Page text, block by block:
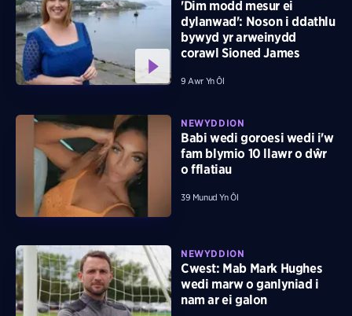
'Dim modd mesur ei
dylanwad': Noson i ddathlu
bywyd yr arweinydd
corawl Sioned James
9 Awr Yn Ôl
NEWYDDION
Babi wedi goroesi wedi i'w
fam blymio 10 llawr o dŵr
o fflatiau
39 Munud Yn Ôl
NEWYDDION
Cwest: Mab Mark Hughes
wedi marw o ganlyniad i
nam ar ei galon